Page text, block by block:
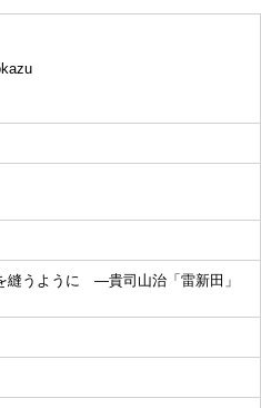
縫うように ―貴司山治「雷新田」